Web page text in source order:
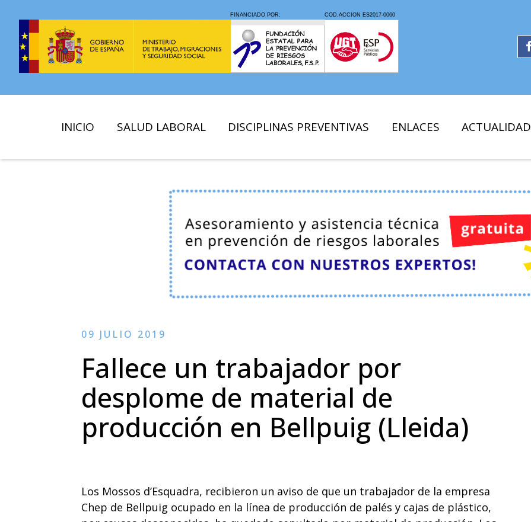
INICIO SALUD LABORAL DISCIPLINAS PREVENTIVAS ENLACES ACTUALIDAD
09 JULIO 2019
Fallece un trabajador por
desplome de material de
producción en Bellpuig (Lleida)
Los Mossos d’Esquadra, recibieron un aviso de que un trabajador de la empresa
Chep de Bellpuig ocupado en la línea de producción de palés y cajas de plástico,